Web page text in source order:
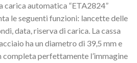
automatica “ETA2824”
le seguenti funzioni: lancette delle
data, riserva di carica. La cassa
ha un diametro di 39,5 mm e
completa perfettamente l’immagine